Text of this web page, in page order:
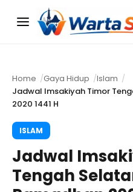
Menu
Home Gaya Hidup
Islam
Jadwal Imsakiyah Timor
2020 1441 H
ISLAM
Jadwal
Tengah